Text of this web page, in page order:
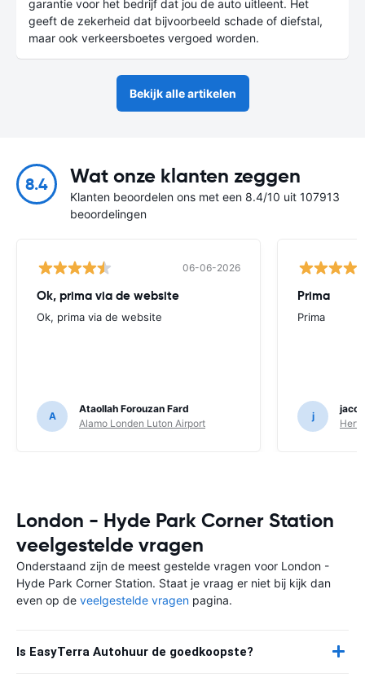
garantie voor het bedrijf dat jou de auto uitleent. Het
geeft de zekerheid dat bijvoorbeeld schade of diefstal,
maar ook verkeersboetes vergoed worden.
Bekijk alle artikelen
8.4 Wat onze klanten zeggen
Klanten beoordelen ons met een 8.4/10 uit 107913
beoordelingen
06-06-2026
Ok, prima via de website
Ok, prima via de website
A
Ataollah Forouzan Fard
Alamo Londen Luton Airport
Prima
Prima
j
London - Hyde Park Corner Station
veelgestelde vragen
Onderstaand zijn de meest gestelde vragen voor London -
Hyde Park Corner Station. Staat je vraag er niet bij kijk dan
even op de veelgestelde vragen pagina.
Is EasyTerra Autohuur de goedkoopste?